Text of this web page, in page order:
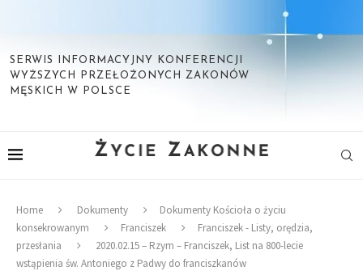
SERWIS INFORMACYJNY KONFERENCJI
WYŻSZYCH PRZEŁOŻONYCH ZAKONÓW
MĘSKICH W POLSCE
Home Dokumenty
Dokumenty Kościoła o życiu
konsekrowanym
Franciszek
Franciszek - Listy, orędzia,
przesłania
2020.02.15 – Rzym – Franciszek, List na 800-lecie
wstąpienia św. Antoniego z Padwy do franciszkanów